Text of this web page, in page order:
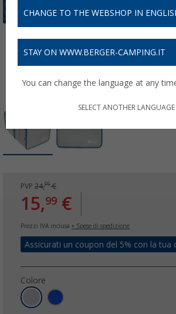
PVP 24,99€
15,99 €
Prezzi IVA inclusa + Spese di spedizione
Assicurati un coupon del 5% con la tua
Colore
CHANGE TO THE WEBSHOP IN
STAY ON WWW.BERGER-CAMPING.IT
You can change the language at any
SELECT ANOTHER LANGUAGE